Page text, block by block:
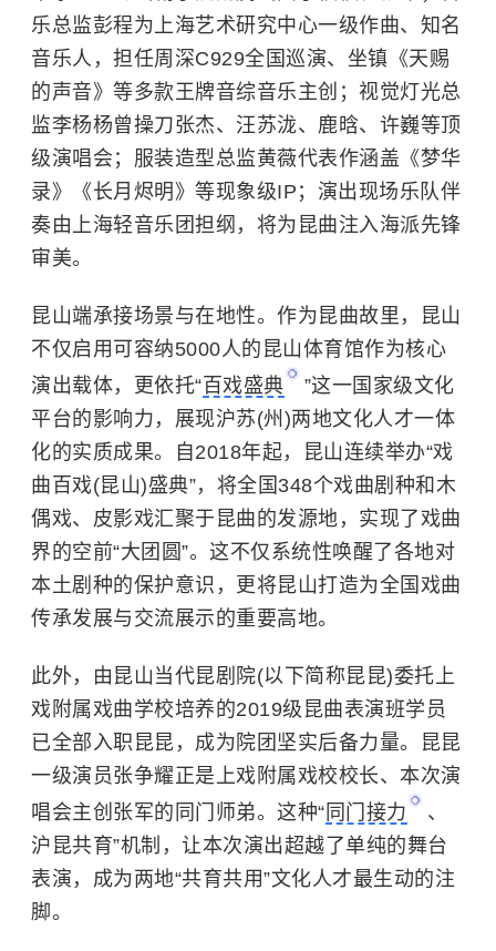
乐总监彭程为上海艺术研究中心一级作曲、知名
音乐人，担任周深C929全国巡演、坐镇《天赐
的声音》等多款王牌音综音乐主创；视觉灯光总
监李杨杨曾操刀张杰、汪苏泷、鹿晗、许巍等顶
级演唱会；服装造型总监黄薇代表作涵盖《梦华
录》《长月烬明 》等现象级IP；演出现场乐队伴
奏由上海轻音乐团担纲，将为昆曲注入海派先锋
审美。
昆山端承接场景与在地性。作为昆曲故里，昆山
不仅启用可容纳5000人的昆山体育馆作为核心
演出载体，更依托“百戏盛典
”这一国家级文化
平台的影响力，展现沪苏(州)两地文化人才一体
化的实质成果。自2018年起，昆山连续举办“戏
曲百戏(昆山)盛典”，将全国348个戏曲剧种和木
偶戏、皮影戏汇聚于昆曲的发源地，实现了戏曲
界的空前“大团圆”。这不仅系统性唤醒了各地对
本土剧种的保护意识，更将昆山打造为全国戏曲
传承发展与交流展示的重要高地。
此外，由昆山当代昆剧院(以下简称昆昆)委托上
戏附属戏曲学校培养的2019级昆曲表演班学员
已全部入职昆昆，成为院团坚实后备力量。昆昆
一级演员张争耀正是上戏附属戏校校长、本次演
唱会主创张军的同门师弟。这种“ 同门接力
、
沪昆共育”机制，让本次演出超越了单纯的舞台
表演，成为两地“共育共用”文化人才最生动的注
脚。